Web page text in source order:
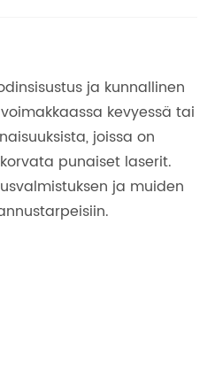
ja kunnallinen
kevyessä tai
joissa on
punaiset laserit.
ja muiden